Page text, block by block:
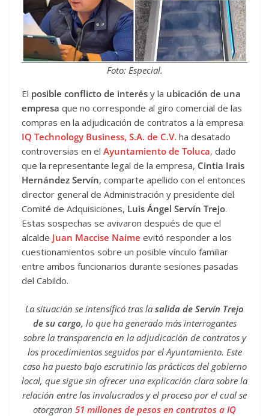
Foto: Especial.
El posible conflicto de interés y la ubicación de una
empresa que no corresponde al giro comercial de las
compras en la adjudicación de contratos a la empresa
IQ Technology Business, S.A. de C.V. ha desatado
controversias en el Ayuntamiento de Toluca, dado
que la representante legal de la empresa, Cintia Irais
Hernández Servín, comparte apellido con el entonces
director general de Administración y presidente del
Comité de Adquisiciones, Luis Ángel Servín Trejo.
Estas sospechas se avivaron después de que el
alcalde Juan Maccise Naime evitó responder a los
cuestionamientos sobre un posible vínculo familiar
entre ambos funcionarios durante sesiones pasadas
del Cabildo.
La situación se intensificó tras la salida de Servín Trejo
de su cargo, lo que ha generado más interrogantes
sobre la transparencia en la adjudicación de contratos y
los procedimientos seguidos por el Ayuntamiento. Este
caso ha puesto bajo escrutinio las prácticas del gobierno
local, que sigue sin ofrecer una explicación clara sobre la
relación entre los involucrados y el proceso por el cual se
otorgaron 51 millones de pesos en contratos a IQ